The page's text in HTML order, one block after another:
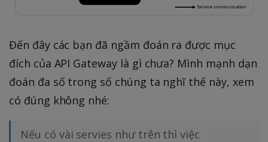
Đến đây các bạn đã ngầm đoán ra được mục
đích của API Gateway là gì chưa? Mình mạnh dạn
đoán đa số trong số chúng ta nghĩ thế này, xem
có đúng không nhé:
Nếu có vài servies như trên thì việc